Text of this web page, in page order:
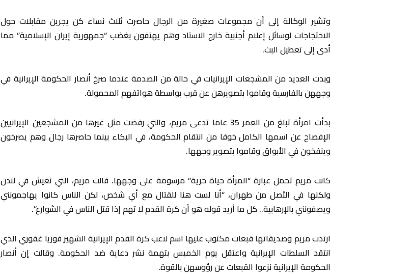
وتشير الوكالة إلى أن مجموعات صغيرة من الرجال حاصرت ثلاث نساء كن يجرين مقابلات حول
الاحتجاجات لوسائل إعلام أجنبية خارج الاستاد وهم يهتفون بغضب “جمهورية إيران الإسلامية” مما
أدى إلى تعطيل البث.
وبدت العديد من المشجعات الإيرانيات في حالة من الصدمة عندما صرخ أنصار الحكومة الإيرانية في
وجههن بالفارسية وقاموا بتصويرهن عن قرب بواسطة هواتفهم المحمولة.
بدأت امرأة تبلغ من العمر 35 عاما تدعى مريم، والتي رفضت مثل غيرها من المشجعين الإيرانيين
الإفصاح عن اسمها الكامل خوفا من انتقام الحكومة، في البكاء بينما حاصرها رجال وهم يصرخون
وينفخون في الأبواق وقاموا بتصوير وجهها.
كانت مريم تحمل عبارة “المرأة حياة حرية” مرسومة على وجهها. قالت مريم، التي تعيش في لندن
ولكنها في الأصل من طهران، “أنا لست هنا للقتال مع أي شخص، لكن الناس كانوا يهاجمونني
ويصفونني بالإرهابية.. كل ما أريد قوله هو أن كرة القدم لا تهم إذا قتل الناس في الشوارع”.
ارتدت مريم وصديقاتها قبعات مكتوب عليها اسم لاعب كرة القدم الإيرانية الشهير فوريا غفوري الذي
انتقد السلطات الإيرانية واعتقل يوم الخميس بتهمة نشر دعاية ضد الحكومة. وقالت إن أنصار
الحكومة الإيرانية نزعوا القبعات عن رؤوسهن بالقوة.